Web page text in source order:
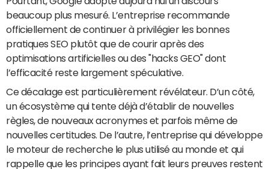
beaucoup plus mesuré. L’entreprise recommande
officiellement de continuer à privilégier les bonnes
pratiques SEO plutôt que de courir après des
optimisations artificielles ou des "hacks GEO" dont
l’efficacité reste largement spéculative.
Ce décalage est particulièrement révélateur. D’un côté,
un écosystème qui tente déjà d’établir de nouvelles
règles, de nouveaux acronymes et parfois même de
nouvelles certitudes. De l’autre, l’entreprise qui développe
le moteur de recherche le plus utilisé au monde et qui
rappelle que les principes ayant fait leurs preuves restent